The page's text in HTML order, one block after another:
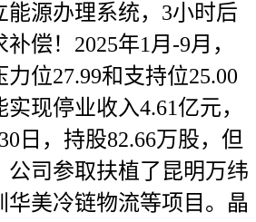
能源办理系统，3小时后
偿！2025年1月-9月，
位27.99和支持位25.00
现停业收入4.61亿元，
日，持股82.66万股，但
公司参取扶植了昆明万纬
华美冷链物流等项目。晶